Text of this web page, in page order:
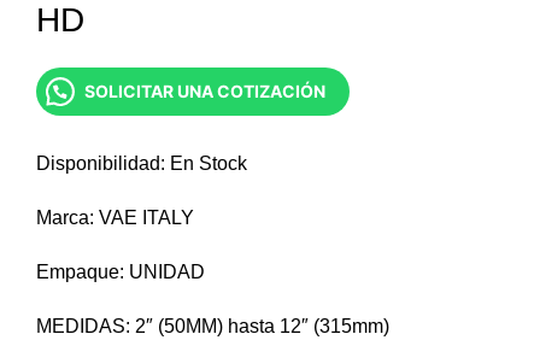
HD
SOLICITAR UNA COTIZACIÓN
Disponibilidad: En Stock
Marca: VAE ITALY
Empaque: UNIDAD
MEDIDAS: 2″ (50MM) hasta 12″ (315mm)